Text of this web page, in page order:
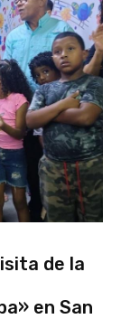
de la
en San